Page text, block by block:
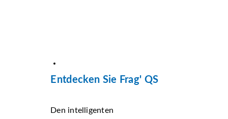
Entdecken Sie Frag' QS
Den intelligenten